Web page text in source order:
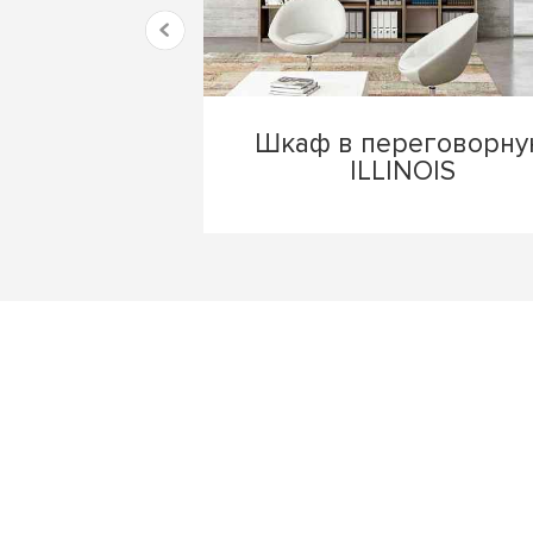
Шкаф в
ILLINOIS